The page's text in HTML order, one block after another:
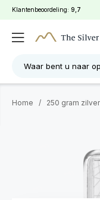
Klantenbeoordeling: 9,7
Waar bent u naar
Home / 250 gram